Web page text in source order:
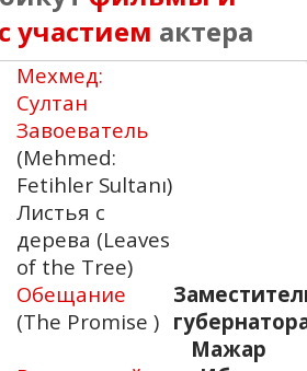
участием актера
Мехмед:
Султан
Завоеватель
(Mehmed:
Fetihler Sultanı)
Листья с
дерева (Leaves
of the Tree)
Обещание
(The Promise )
Мажар